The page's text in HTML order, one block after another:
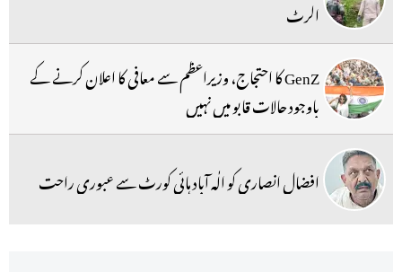
الرٹ
GenZ کا احتجاج، وزیراعظم سے معافی کا اعلان کرنے کے
باوجود حالات قابو میں نہیں
افضال انصاری کو الٰہ آباد ہائی کورٹ سے عبوری راحت